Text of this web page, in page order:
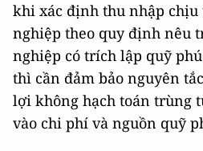
khi xác định thu nhập chịu
nghiệp theo quy định nêu
nghiệp có trích lập quỹ
thì cần đảm bảo nguyên
lợi không hạch toán trùng
vào chi phí và nguồn quỹ